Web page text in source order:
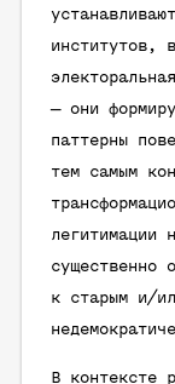
институтов,
— они
паттерны
тем самым
легитимации
существенно
к старым и/
В контексте